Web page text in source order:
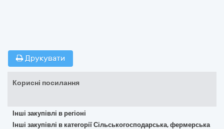
Друкувати
Корисні посилання
Інші закупівлі в регіоні
Інші закупівлі в категорії Сільськогосподарська, фермерська